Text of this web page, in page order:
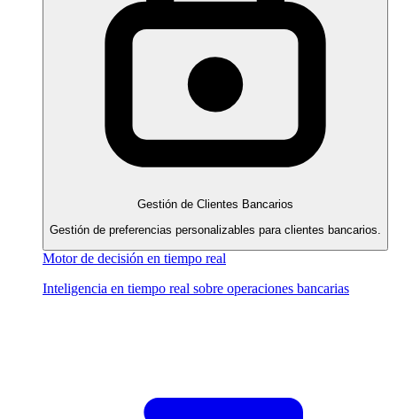
Gestión de Clientes Bancarios
Gestión de preferencias personalizables para clientes bancarios.
Motor de decisión en tiempo real
Inteligencia en tiempo real sobre operaciones bancarias